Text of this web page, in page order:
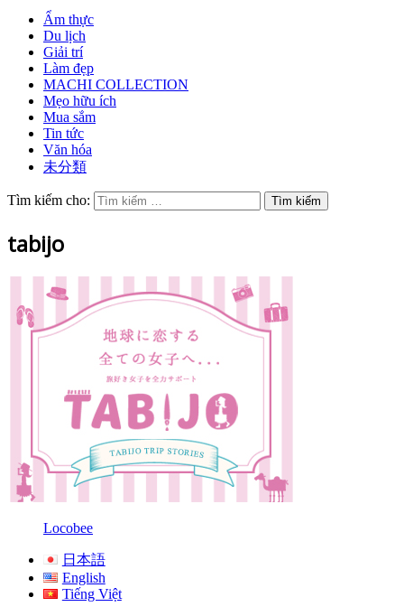
Ẩm thực
Du lịch
Giải trí
Làm đẹp
MACHI COLLECTION
Mẹo hữu ích
Mua sắm
Tin tức
Văn hóa
未分類
Tìm kiếm cho:
tabijo
Locobee
日本語
English
Tiếng Việt